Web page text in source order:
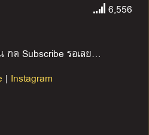
6,556
กด Subscribe รอเลย…
| Instagram